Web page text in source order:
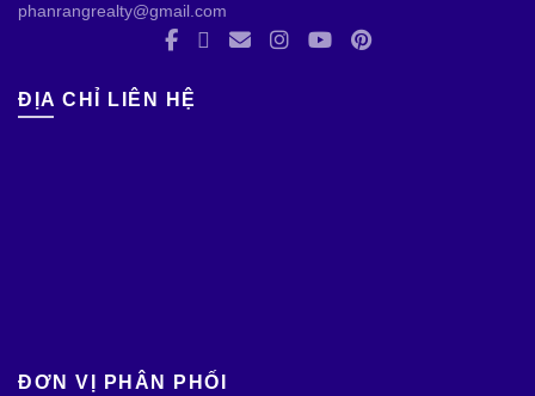
phanrangrealty@gmail.com
ĐỊA CHỈ LIÊN HỆ
ĐƠN VỊ PHÂN PHỐI